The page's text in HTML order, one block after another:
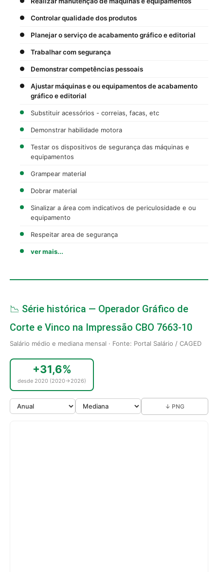
Controlar qualidade dos produtos
Planejar o serviço de acabamento gráfico e editorial
Trabalhar com segurança
Demonstrar competências pessoais
Ajustar máquinas e ou equipamentos de acabamento
gráfico e editorial
Substituir acessórios - correias, facas, etc
Demonstrar habilidade motora
Testar os dispositivos de segurança das máquinas e
equipamentos
Grampear material
Dobrar material
Sinalizar a área com indicativos de periculosidade e ou
equipamento
Respeitar area de segurança
ver mais...
📉 Série histórica — Operador Gráfico de
Corte e Vinco na Impressão CBO 7663-10
Salário médio e mediana mensal · Fonte: Portal Salário / CAGED
+31,6%
desde 2020 (2020→2026)
↓ PNG